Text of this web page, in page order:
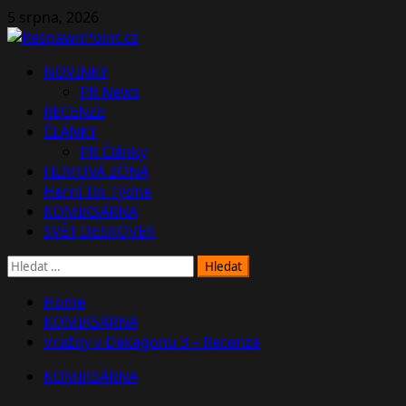
Skip
to
5 srpna, 2026
PrimaryNOVINKY
PR News
RECENZE
ČLÁNKY
PR Články
FILMOVÁ ZÓNA
Herní Tip Týdne
KOMIKSÁRNA
SVĚT DESKOVEK
Vyhledávání
Home
KOMIKSÁRNA
Vraždy v Dekagonu 3 – Recenze
KOMIKSÁRNA